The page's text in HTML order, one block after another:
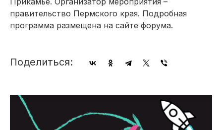
правительство Пермского края. Подробная
программа размещена на сайте форума.
Поделиться: